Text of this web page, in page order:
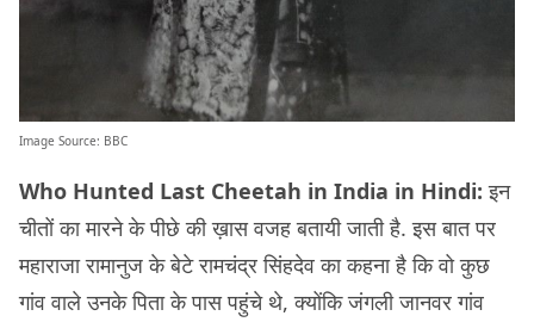
Image Source: BBC
Who Hunted Last Cheetah in India in Hindi: इन
चीतों का मारने के पीछे की ख़ास वजह बतायी जाती है. इस बात पर
महाराजा रामानुज के बेटे रामचंद्र सिंहदेव का कहना है कि वो कुछ
गांव वाले उनके पिता के पास पहुंचे थे, क्योंकि जंगली जानवर गांव